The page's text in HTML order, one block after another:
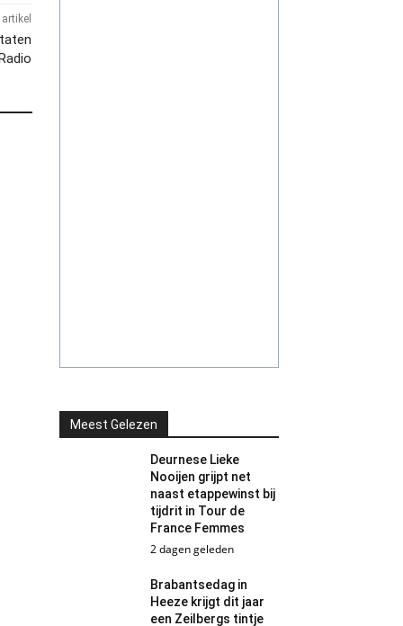
Meest Gelezen
Deurnese Lieke
Nooijen grijpt net
naast etappewinst bij
tijdrit in Tour de
France Femmes
2 dagen geleden
Brabantsedag in
Heeze krijgt dit jaar
een Zeilbergs tintje